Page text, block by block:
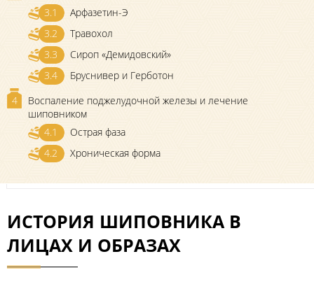
3.1
Арфазетин-Э
3.2
Травохол
3.3
Сироп «Демидовский»
3.4
Бруснивер и Герботон
4
Воспаление поджелудочной железы и лечение
шиповником
4.1
Острая фаза
4.2
Хроническая форма
ИСТОРИЯ ШИПОВНИКА В
ЛИЦАХ И ОБРАЗАХ